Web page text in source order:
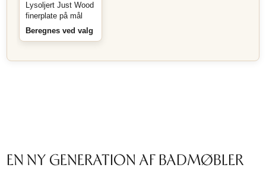
Lysoljert Just Wood
finerplate på mål
Beregnes ved valg
EN NY GENERATION AF BADMØBLER